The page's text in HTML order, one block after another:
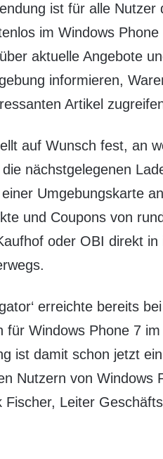
ist für alle
im Windows
aktuelle Angebote
informieren,
Artikel
auf Wunsch fest, an
nächstgelegenen
Umgebungskarte
und Coupons von
oder OBI direkt
erreichte bereits
für Windows Phone 7
ist damit schon jetzt
Nutzern von Windows
Fischer, Leiter